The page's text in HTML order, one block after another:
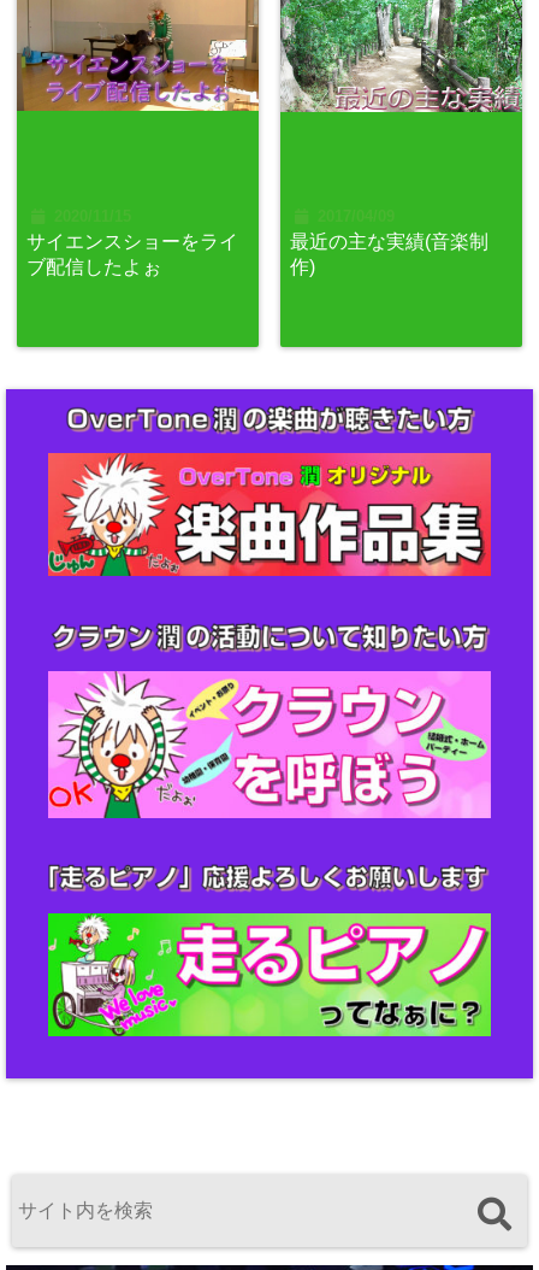
サイエンスショーをライ
ブ配信したよぉ
最近の主な実績(音楽制
作)